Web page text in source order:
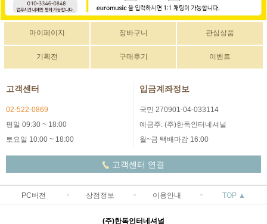
마이페이지 장바구니 관심상품
기획전 구매후기 이벤트
고객센터
02-522-0869
평일 09:30 ~ 18:00
토요일 10:00 ~ 18:00
입금계좌정보
국민 270901-04-033114
예금주: (주)한독인터네셔널
월~금 택배마감 16:00
고객센터 연결
PC버전 상점정보 이용안내 TOP ▲
(주)한독인터네셔널